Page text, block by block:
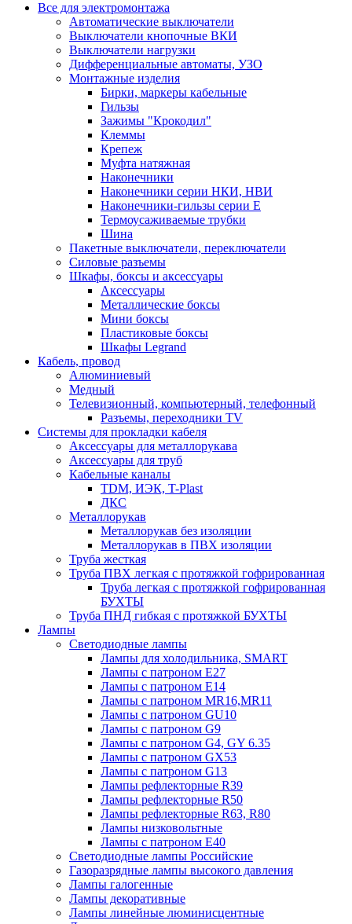
Все для электромонтажа
Автоматические выключатели
Выключатели кнопочные ВКИ
Выключатели нагрузки
Дифференциальные автоматы, УЗО
Монтажные изделия
Бирки, маркеры кабельные
Гильзы
Зажимы "Крокодил"
Клеммы
Крепеж
Муфта натяжная
Наконечники
Наконечники серии НКИ, НВИ
Наконечники-гильзы серии Е
Термоусаживаемые трубки
Шина
Пакетные выключатели, переключатели
Силовые разъемы
Шкафы, боксы и аксессуары
Аксессуары
Металлические боксы
Мини боксы
Пластиковые боксы
Шкафы Legrand
Кабель, провод
Алюминиевый
Медный
Телевизионный, компьютерный, телефонный
Разъемы, переходники TV
Системы для прокладки кабеля
Аксессуары для металлорукава
Аксессуары для труб
Кабельные каналы
TDM, ИЭК, T-Plast
ДКС
Металлорукав
Металлорукав без изоляции
Металлорукав в ПВХ изоляции
Труба жесткая
Труба ПВХ легкая с протяжкой гофрированная
Труба легкая с протяжкой гофрированная
БУХТЫ
Труба ПНД гибкая с протяжкой БУХТЫ
Лампы
Светодиодные лампы
Лампы для холодильника, SMART
Лампы с патроном E27
Лампы с патроном Е14
Лампы с патроном MR16,MR11
Лампы с патроном GU10
Лампы с патроном G9
Лампы с патроном G4, GY 6.35
Лампы с патроном GX53
Лампы с патроном G13
Лампы рефлекторные R39
Лампы рефлекторные R50
Лампы рефлекторные R63, R80
Лампы низковольтные
Лампы с патроном Е40
Светодиодные лампы Российские
Газоразрядные лампы высокого давления
Лампы галогенные
Лампы декоративные
Лампы линейные люминисцентные